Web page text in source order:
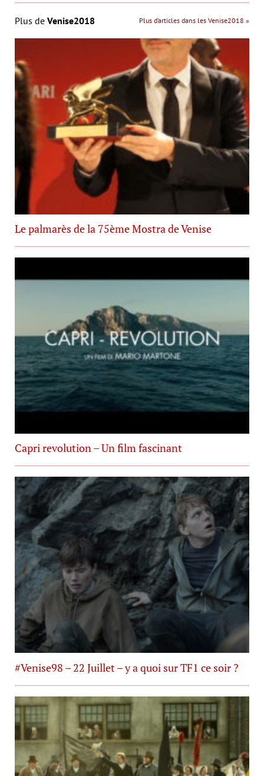
Plus de Venise2018 Plus d’articles dans les Venise2018 »
Le palmarès de la 75ème Mostra de Venise
Capri revolution – Un film fascinant
#Venise98 – 22 Juillet – y a quoi sur TF1 ce soir ?